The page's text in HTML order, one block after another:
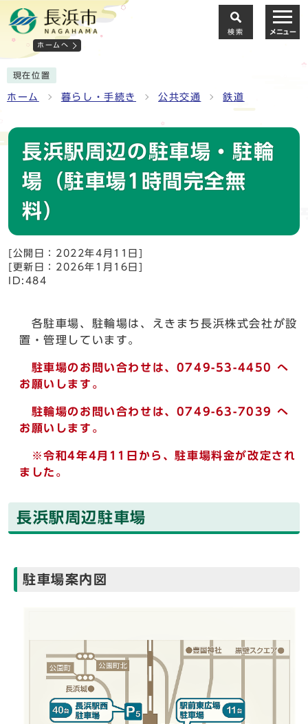
ホームへ
検索 メニュー
現在位置
ホーム 暮らし・手続き 公共交通 鉄道
長浜駅周辺の駐車場・駐輪
場（駐車場1時間完全無
料）
[公開日：2022年4月11日]
[更新日：2026年1月16日]
ID:484
各駐車場、駐輪場は、えきまち長浜株式会社が設
置・管理しています。
駐車場のお問い合わせは、0749-53-4450 へ
お願いします。
駐輪場のお問い合わせは、0749-63-7039 へ
お願いします。
※令和4年4月11日から、駐車場料金が改定され
ました。
長浜駅周辺駐車場
駐車場案内図